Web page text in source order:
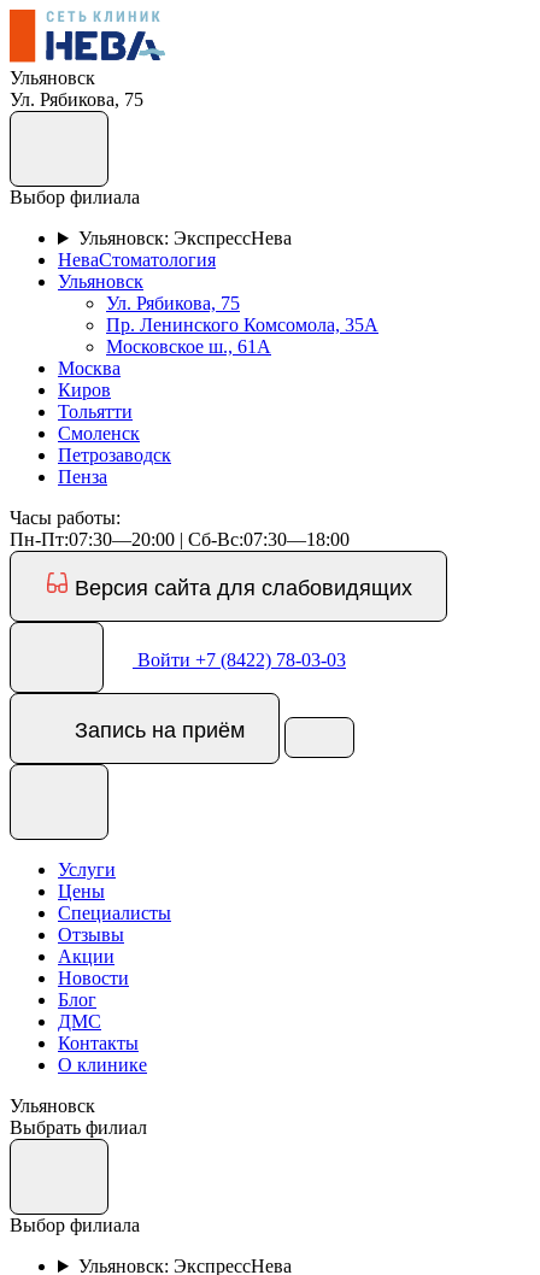
Ульяновск
Ул. Рябикова, 75
Выбор филиала
Ульяновск: ЭкспрессНева
НеваСтоматология
Ульяновск
Ул. Рябикова, 75
Пр. Ленинского Комсомола, 35А
Московское ш., 61А
Москва
Киров
Тольятти
Смоленск
Петрозаводск
Пенза
Часы работы:
Пн-Пт:07:30—20:00 | Cб-Вс:07:30—18:00
Версия сайта для слабовидящих
Войти +7 (8422) 78-03-03
Запись на приём
Услуги
Цены
Специалисты
Отзывы
Акции
Новости
Блог
ДМС
Контакты
О клинике
Ульяновск
Выбрать филиал
Выбор филиала
Ульяновск: ЭкспрессНева